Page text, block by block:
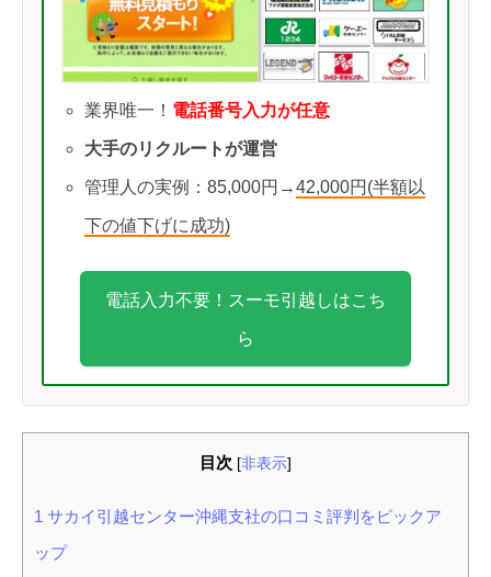
業界唯一！ 電話番号入力が任意
大手のリクルートが運営
管理人の実例：85,000円→42,000円(半額以
下の値下げに成功)
電話入力不要！スーモ引越しはこち
ら
目次 [非表示]
1 サカイ引越センター沖縄支社の口コミ評判をピックア
ップ